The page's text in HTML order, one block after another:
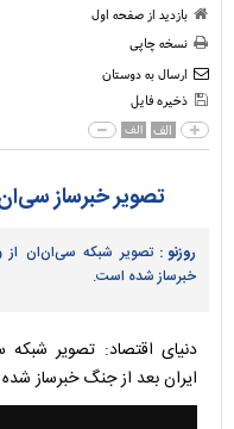
بازدید از صفحه اول
نسخه چاپی
ارسال به دوستان
ذخیره فایل
الف الف
تصویر خبرساز
روزنو : تصویر شبکه سی‌ان‌ان از
خبرساز شده است.
دنیای اقتصاد: تصویر
ایران بعد از جنگ خبرساز